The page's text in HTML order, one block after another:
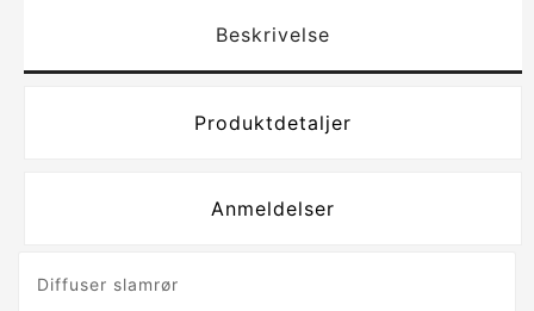
Beskrivelse
Produktdetaljer
Anmeldelser
Diffuser slamrør